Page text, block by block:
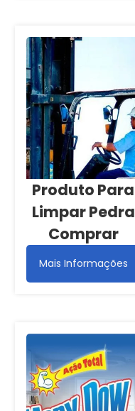
Produto Para
Limpar Pedra
Comprar
Mais Informações